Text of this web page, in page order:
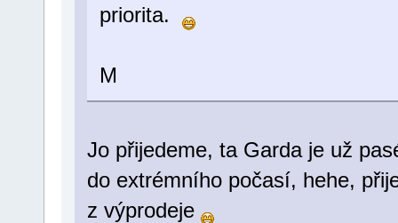
priorita.
M
Jo přijedeme, ta Garda je už
do extrémního počasí, hehe,
z výprodeje